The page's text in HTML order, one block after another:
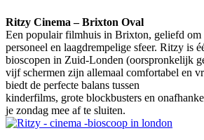
Ritzy Cinema – Brixton Oval
Een populair filmhuis in Brixton, geliefd
personeel en laagdrempelige sfeer. Ritzy is
bioscopen in Zuid-Londen (oorspronkelijk
vijf schermen zijn allemaal comfortabel en
biedt de perfecte balans tussen
kinderfilms, grote blockbusters en
je zondag mee af te sluiten.